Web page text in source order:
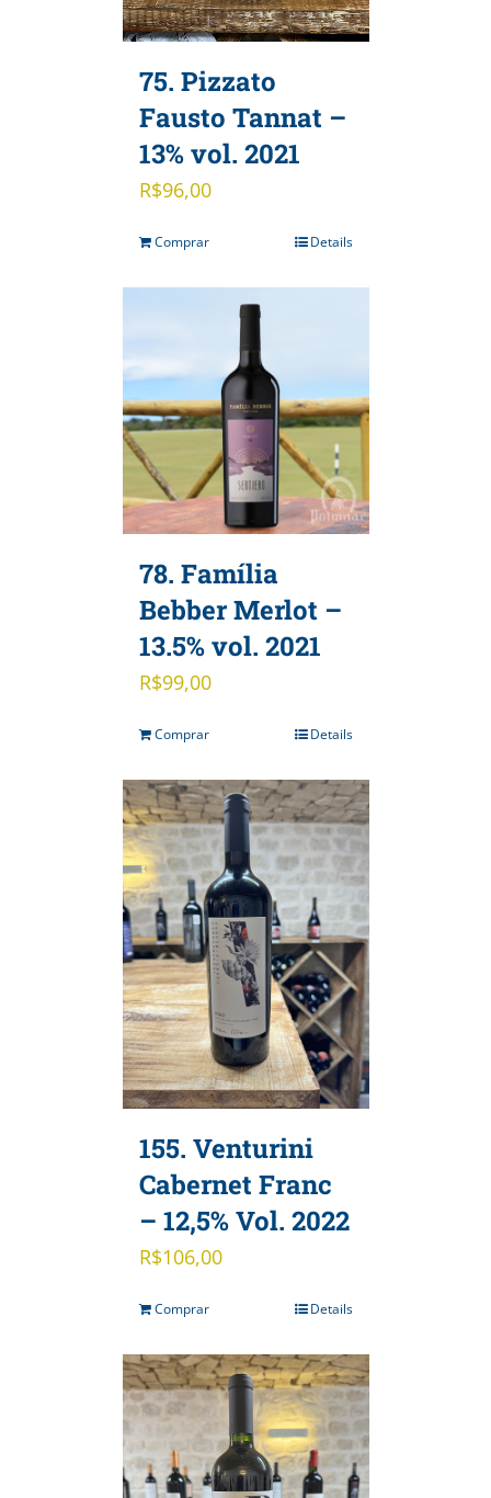
75. Pizzato
Fausto Tannat –
13% vol. 2021
R$96,00
Comprar Details
78. Família
Bebber Merlot –
13.5% vol. 2021
R$99,00
Comprar Details
155. Venturini
Cabernet Franc
– 12,5% Vol. 2022
R$106,00
Comprar Details